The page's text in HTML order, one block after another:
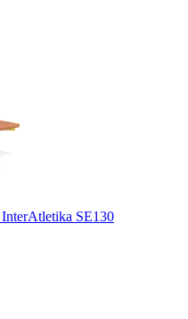
InterAtletika SE130